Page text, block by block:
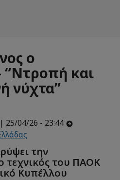
ο
“Ντροπή και
νύχτα”
| 25/04/26 - 23:44
την
τεχνικός του ΠΑΟΚ
Κυπέλλου